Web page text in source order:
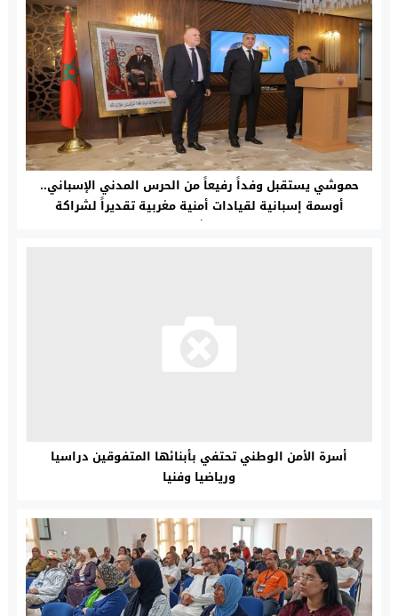
حموشي يستقبل وفداً رفيعاً من الحرس المدني الإسباني..
أوسمة إسبانية لقيادات أمنية مغربية تقديراً لشراكة
استثنائية
أسرة الأمن الوطني تحتفي بأبنائها المتفوقين دراسيا
ورياضيا وفنيا